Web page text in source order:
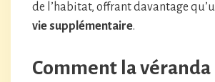
de l’habitat, offrant davantage
vie supplémentaire.
Comment la véranda